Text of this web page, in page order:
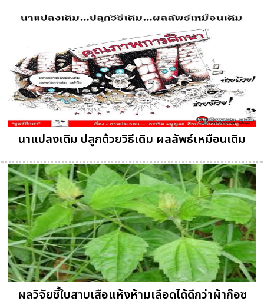
นาแปลงเดิม ปลูกด้วยวิธีเดิม ผลลัพธ์เหมือนเดิม
ผลวิจัยชี้ใบสาบเสือแห้งห้ามเลือดได้ดีกว่าผ้าก๊อซ